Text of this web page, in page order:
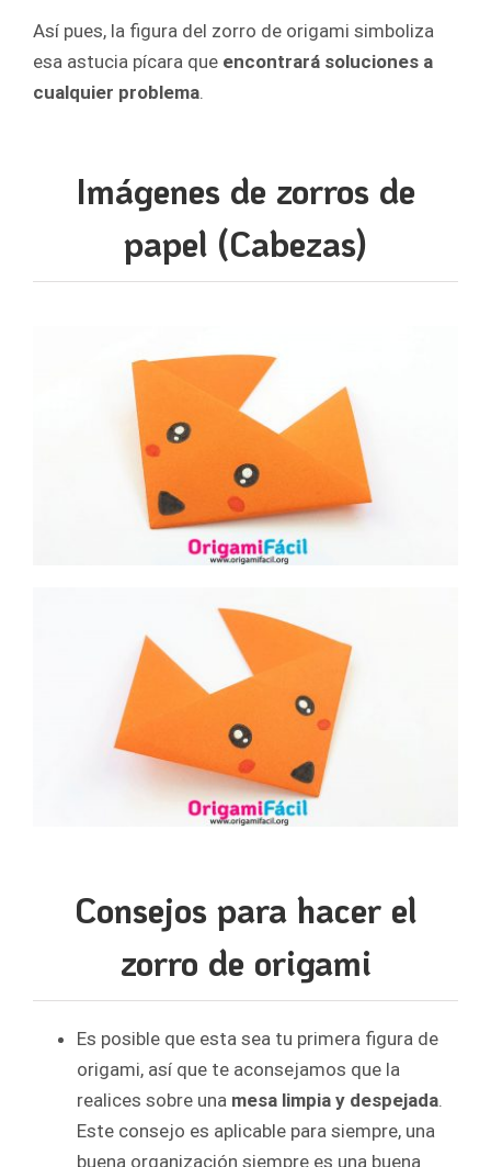
Así pues, la figura del zorro de origami simboliza
esa astucia pícara que encontrará soluciones a
cualquier problema.
Imágenes de zorros de
papel (Cabezas)
Consejos para hacer el
zorro de origami
Es posible que esta sea tu primera figura de
origami, así que te aconsejamos que la
realices sobre una mesa limpia y despejada.
Este consejo es aplicable para siempre, una
buena organización siempre es una buena